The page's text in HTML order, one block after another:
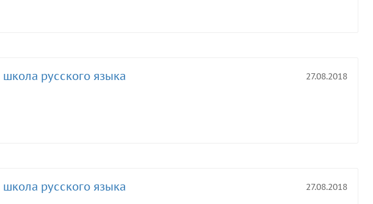
русского языка 27.08.2018
русского языка 27.08.2018